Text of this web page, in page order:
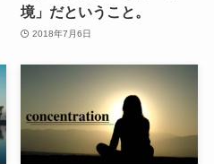
境」だということ。
2018年7月6日